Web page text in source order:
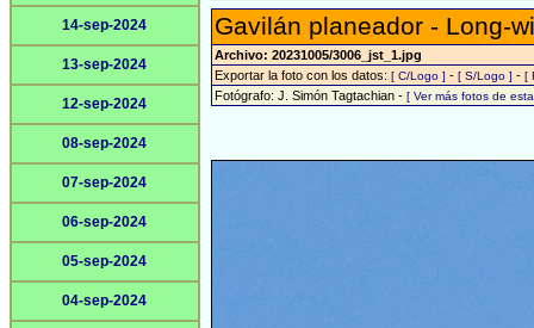
14-sep-2024
13-sep-2024
12-sep-2024
08-sep-2024
07-sep-2024
06-sep-2024
05-sep-2024
04-sep-2024
Gavilán planeador - Long-
Archivo: 20231005/3006_jst_1.jpg
Exportar la foto con los datos: [ C/Logo ] - [ S/Logo ] - [
Fotógrafo: J. Simón Tagtachian - [ Ver más fotos de